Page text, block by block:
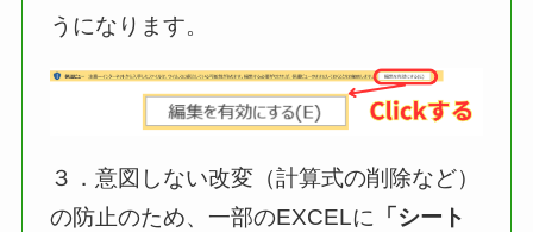
うになります。
３．意図しない改変（計算式の削除など）
の防止のため、一部のEXCELに 「シート